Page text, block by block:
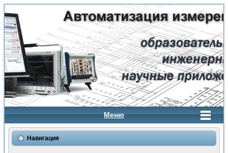
Меню
Навигация